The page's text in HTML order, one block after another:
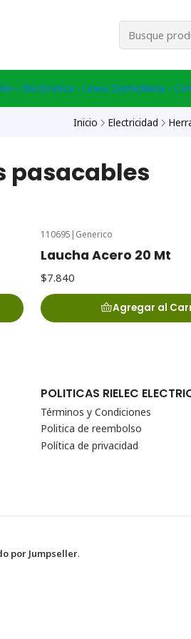
Electronica Linea Domiciliaria
Inicio Electricidad
pasacables
110695 | Generico
Laucha Acero 20 Mt
$7.840
Agregar al
POLITICAS RIELEC
Términos y Condiciones
Politica de reembolso
Política de privacidad
por Jumpseller.